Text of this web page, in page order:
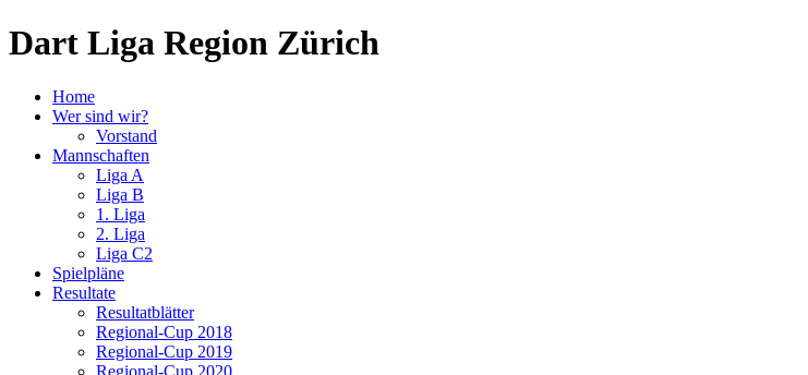
Dart Liga Region Zürich
Home
Wer sind wir?
Vorstand
Mannschaften
Liga A
Liga B
1. Liga
2. Liga
Liga C2
Spielpläne
Resultate
Resultatblätter
Regional-Cup 2018
Regional-Cup 2019
Regional-Cup 2020